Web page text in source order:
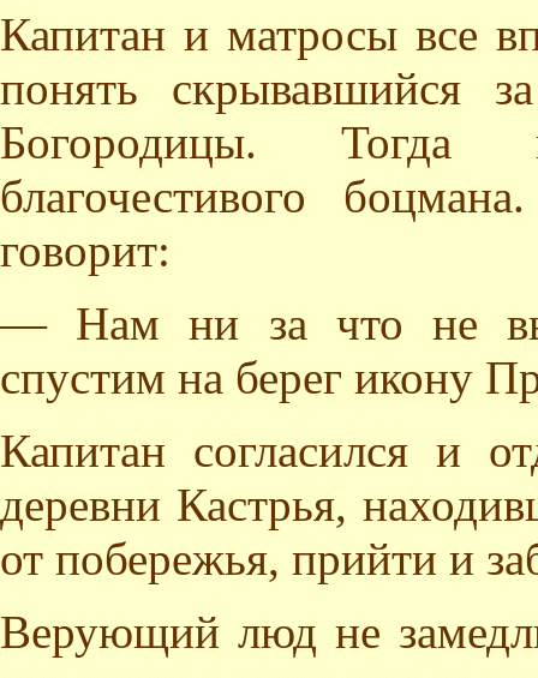
Капитан и матросы все
понять скрывавшийся
Богородицы. Тогда
благочестивого
говорит:
— Нам ни за что не
спустим на берег икону
Капитан согласился и
деревни Кастрья,
от побережья, прийти и
Верующий люд не